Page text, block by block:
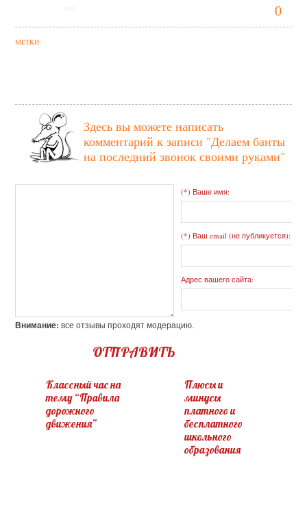
0
МЕТКИ:
Здесь вы можете написать
комментарий к записи "Делаем банты
на последний звонок своими руками"
(*) Ваше имя:
(*) Ваш email (не публикуется):
Адрес вашего сайта:
Внимание: все отзывы проходят модерацию.
ОТПРАВИТЬ
Классный час на
тему “Правила
дорожного
движения”
Плюсы и
минусы
платного и
бесплатного
школьного
образования